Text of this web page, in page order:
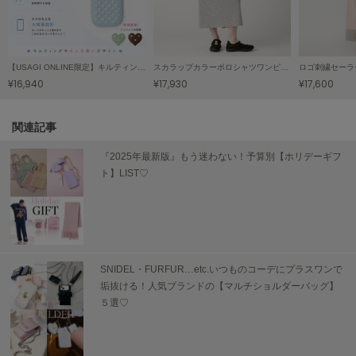
TODAYFUL
トゥデイフル
TSURU by Mariko Oikawa
ツルバイマリコオイカワ
アグ
UNDERSON UNDERSON
アンダーソン アンダーソン
URBAN RESEARCH ROSSO
アーバンリサーチ ロッソ
USAGI Books
ウサギブックス
USAGI Gallery
ウサギギャラリー
¥16,940 ¥17,930
ロゴ刺繍セー
¥17,600
関連記事
『2025年最新版』もう迷わない！予算別【ホリデーギフ
ト】LIST♡
SNIDEL・FURFUR…etc.いつものコーデにプラスワンで
垢抜ける！人気ブランドの【マルチショルダーバッグ】
５選♡